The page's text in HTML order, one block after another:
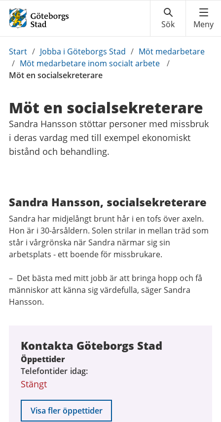
Du
är
här:
Start / Jobba i Göteborgs Stad / Möt medarbetare
/ Möt medarbetare inom socialt arbete
/
Möt en socialsekreterare
Möt en socialsekreterare
Sandra Hansson stöttar personer med missbruk
i deras vardag med till exempel ekonomiskt
bistånd och behandling.
Sandra Hansson, socialsekreterare
Sandra har midjelångt brunt hår i en tofs över axeln.
Hon är i 30-årsåldern. Solen strilar in mellan träd som
står i vårgrönska när Sandra närmar sig sin
arbetsplats - ett boende för missbrukare.
– Det bästa med mitt jobb är att bringa hopp och få
människor att känna sig värdefulla, säger Sandra
Hansson.
Kontakta Göteborgs Stad
Öppettider
Telefontider idag
Stängt
Visa fler öppettider